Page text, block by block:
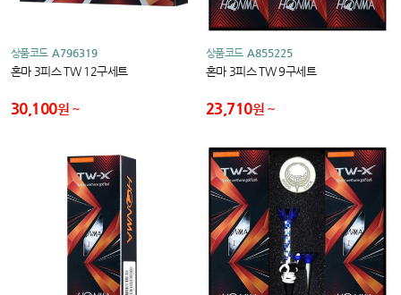
상품코드 A796319
혼마 3피스 TW 12구세트
30,100원
상품코드 A855225
혼마 3피스 TW 9구세트
23,710원